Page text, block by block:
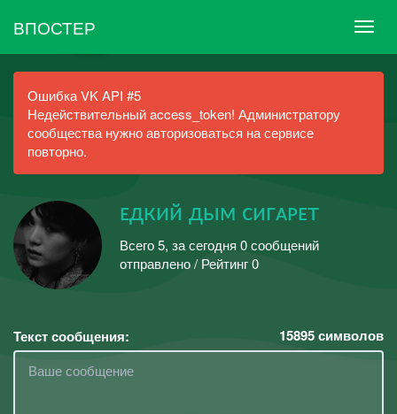
ВПОСТЕР
Ошибка VK API #5
Недействительный access_token! Администратору
сообщества нужно авторизоваться на сервисе
повторно.
ᴇдкий дым сигᴀᴘᴇт
Всего 5, за сегодня 0 сообщений
отправлено / Рейтинг 0
Текст сообщения: 15895символов